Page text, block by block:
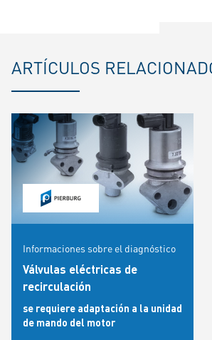
ARTÍCULOS
Informaciones sobre el diagnóstico
Válvulas eléctricas de
recirculación
se requiere adaptación a la unidad
de mando del motor